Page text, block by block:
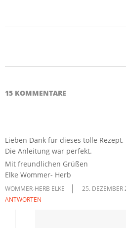
15 KOMMENTARE
Lieben Dank für dieses tolle
Die Anleitung war perfekt.
Mit freundlichen Grüßen
Elke Wommer- Herb
WOMMER-HERB ELKE 25. DEZEMBER
ANTWORTEN